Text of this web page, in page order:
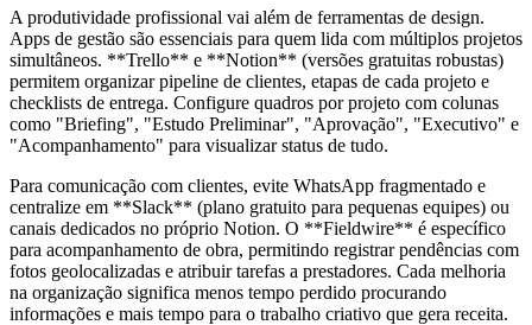
A produtividade profissional vai além de ferramentas de design.
Apps de gestão são essenciais para quem lida com múltiplos projetos
simultâneos. **Trello** e **Notion** (versões gratuitas robustas)
permitem organizar pipeline de clientes, etapas de cada projeto e
checklists de entrega. Configure quadros por projeto com colunas
como "Briefing", "Estudo Preliminar", "Aprovação", "Executivo" e
"Acompanhamento" para visualizar status de tudo.
Para comunicação com clientes, evite WhatsApp fragmentado e
centralize em **Slack** (plano gratuito para pequenas equipes) ou
canais dedicados no próprio Notion. O **Fieldwire** é específico
para acompanhamento de obra, permitindo registrar pendências com
fotos geolocalizadas e atribuir tarefas a prestadores. Cada melhoria
na organização significa menos tempo perdido procurando
informações e mais tempo para o trabalho criativo que gera receita.